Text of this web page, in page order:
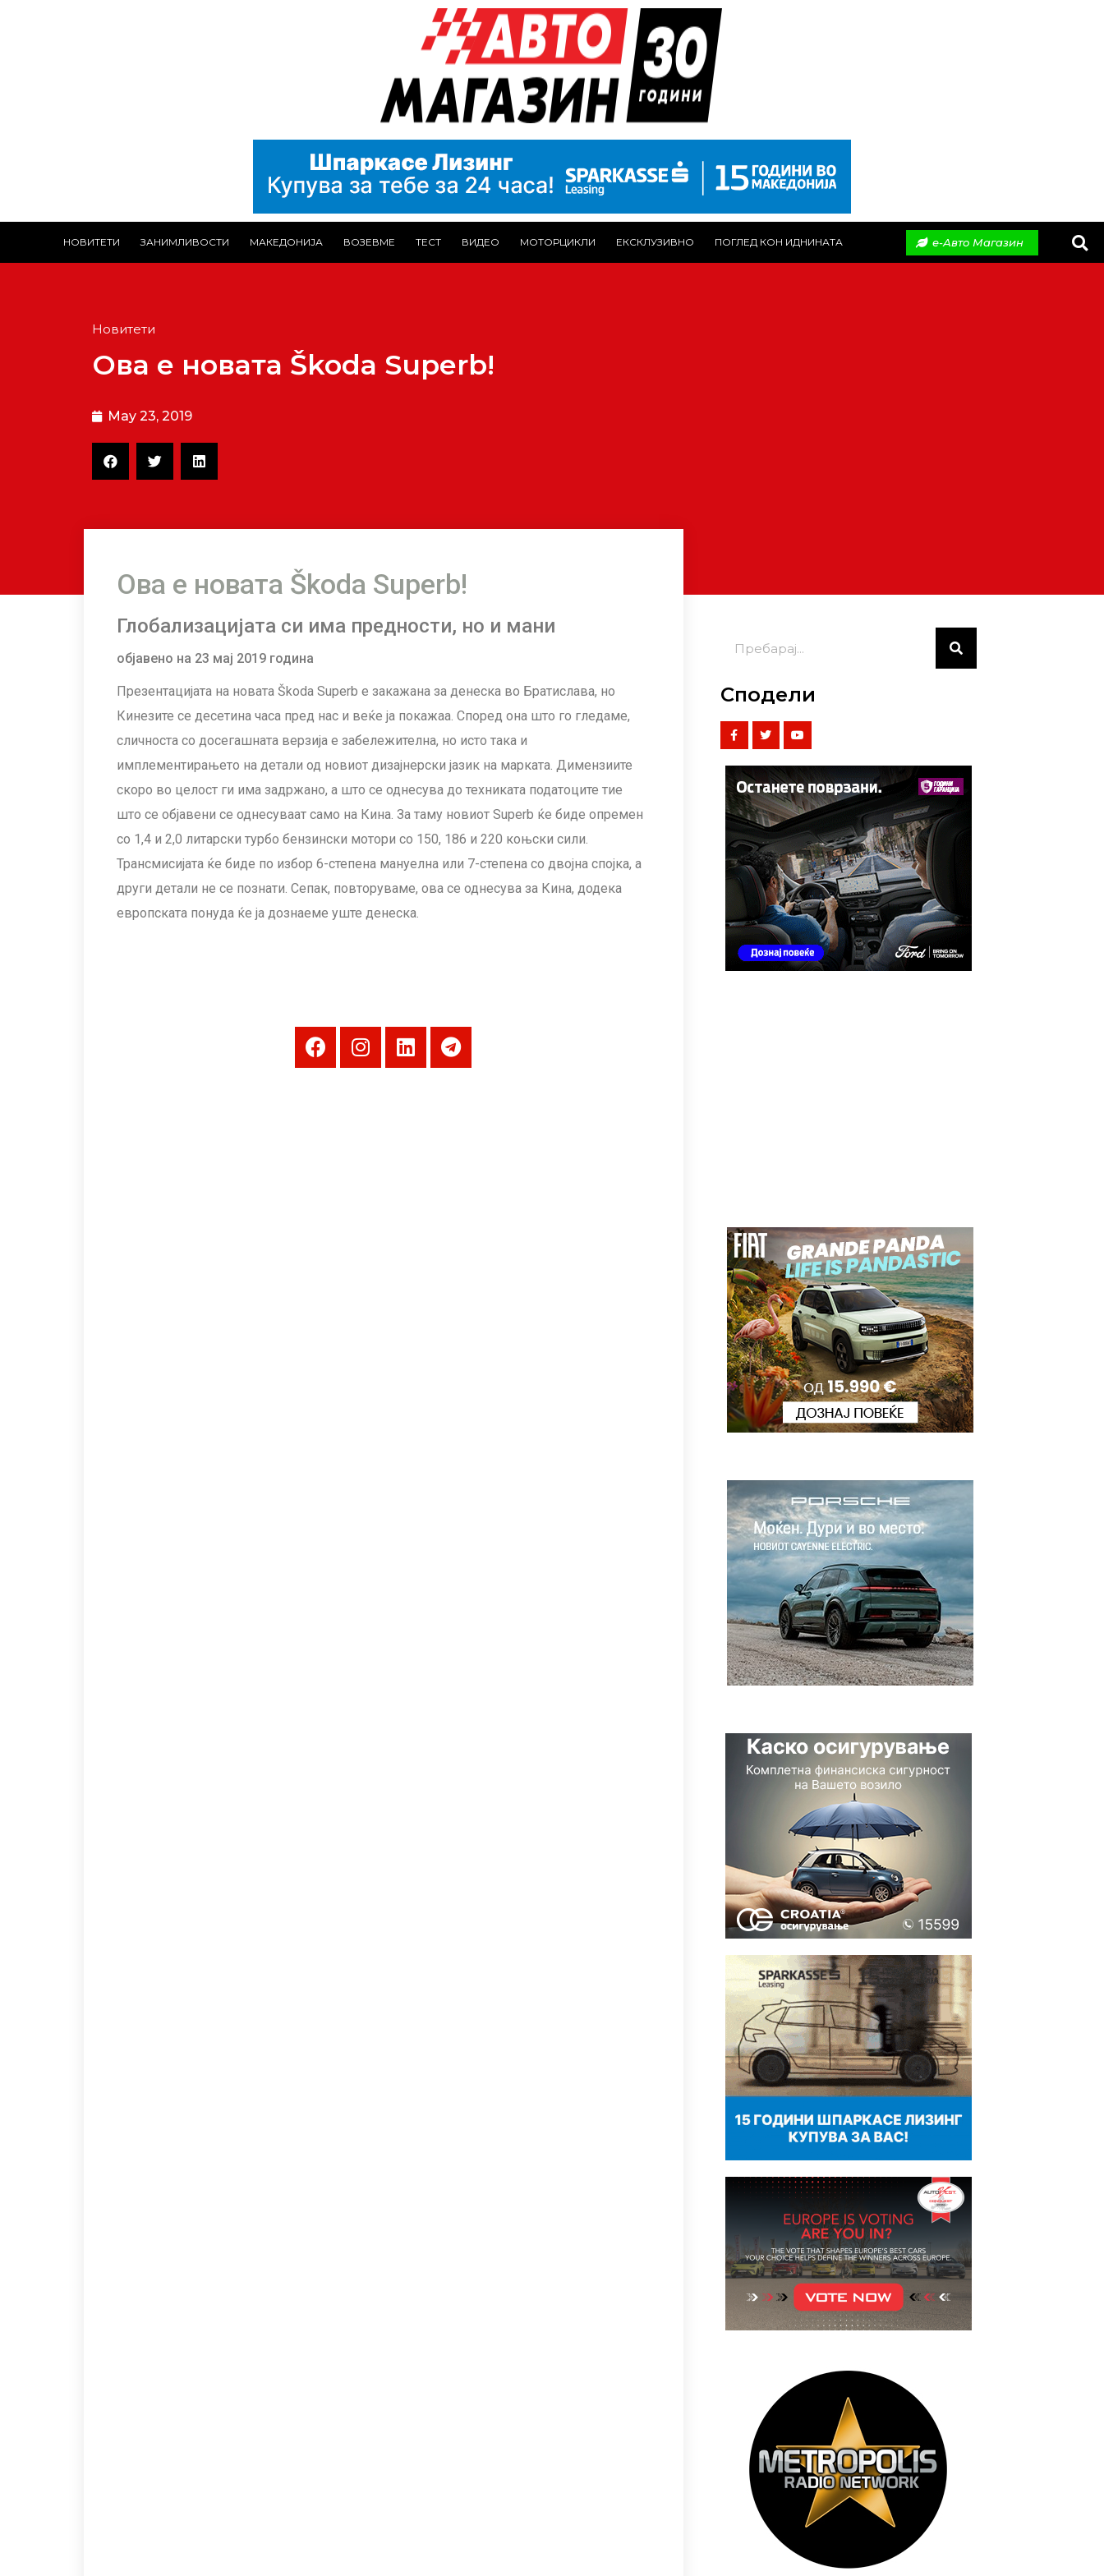
НОВИТЕТИ ЗАНИМЛИВОСТИ МАКЕДОНИЈА ВОЗЕВМЕ ТЕСТ ВИДЕО МОТОРЦИКЛИ ЕКСКЛУЗИВНО ПОГЛЕД КОН ИДНИНАТА е-Авто Магазин
Новитети
Ова е новата Škoda Superb!
May 23, 2019
Ова е новата Škoda Superb!
Глобализацијата си има предности, но и мани
објавено на 23 мај 2019 година
Презентацијата на новата Škoda Superb е закажана за денеска во Братислава, но
Кинезите се десетина часа пред нас и веќе ја покажаа. Според она што го гледаме,
сличноста со досегашната верзија е забележителна, но исто така и
имплементирањето на детали од новиот дизајнерски јазик на марката. Димензиите
скоро во целост ги има задржано, а што се однесува до техниката податоците тие
што се објавени се однесуваат само на Кина. За таму новиот Superb ќе биде опремен
со 1,4 и 2,0 литарски турбо бензински мотори со 150, 186 и 220 коњски сили.
Трансмисијата ќе биде по избор 6-степена мануелна или 7-степена со двојна спојка, а
други детали не се познати. Сепак, повторуваме, ова се однесува за Кина, додека
европската понуда ќе ја дознаеме уште денеска.
Сподели